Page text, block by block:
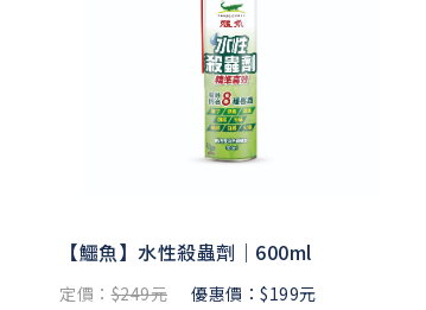
【鱷魚】水性殺蟲劑｜600ml
定價：$249元 優惠價：$199元